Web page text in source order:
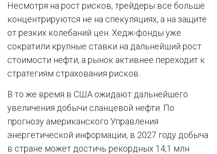
Несмотря на рост рисков, трейдеры все больше
концентрируются не на спекуляциях, а на защите
от резких колебаний цен. Хедж-фонды уже
сократили крупные ставки на дальнейший рост
стоимости нефти, а рынок активнее переходит к
стратегиям страхования рисков.
В то же время в США ожидают дальнейшего
увеличения добычи сланцевой нефти. По
прогнозу американского Управления
энергетической информации, в 2027 году добыча
в стране может достичь рекордных 14,1 млн